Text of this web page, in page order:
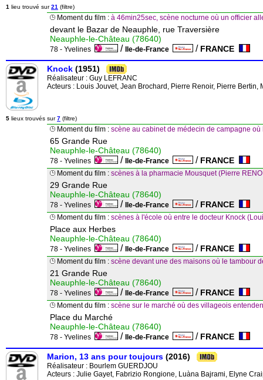
1 lieu trouvé sur21 (filtre)
Moment du film : à 46min25sec, scène nocturne où un officier
devant le Bazar de Neauphle, rue Traversière
Neauphle-le-Château (78640)
78 - Yvelines / Ile-de-France / FRANCE
Knock (1951)
Réalisateur : Guy LEFRANC
Acteurs : Louis Jouvet, Jean Brochard, Pierre Renoir, Pierre Bertin,
5 lieux trouvés sur7 (filtre)
Moment du film : scène au cabinet de médecin de campagne
65 Grande Rue
Neauphle-le-Château (78640)
78 - Yvelines / Ile-de-France / FRANCE
Moment du film : scènes à la pharmacie Mousquet (Pierre
29 Grande Rue
Neauphle-le-Château (78640)
78 - Yvelines / Ile-de-France / FRANCE
Moment du film : scènes à l'école où entre le docteur Knock
Place aux Herbes
Neauphle-le-Château (78640)
78 - Yvelines / Ile-de-France / FRANCE
Moment du film : scène devant une des maisons où le tambour
21 Grande Rue
Neauphle-le-Château (78640)
78 - Yvelines / Ile-de-France / FRANCE
Moment du film : scène sur le marché où des villageois
Place du Marché
Neauphle-le-Château (78640)
78 - Yvelines / Ile-de-France / FRANCE
Marion, 13 ans pour toujours (2016)
Réalisateur : Bourlem GUERDJOU
Acteurs : Julie Gayet, Fabrizio Rongione, Luàna Bajrami, Elyne